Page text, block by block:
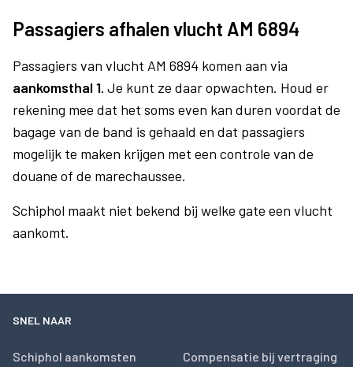
Passagiers afhalen vlucht AM 6894
Passagiers van vlucht AM 6894 komen aan via
aankomsthal 1. Je kunt ze daar opwachten. Houd er
rekening mee dat het soms even kan duren voordat de
bagage van de band is gehaald en dat passagiers
mogelijk te maken krijgen met een controle van de
douane of de marechaussee.
Schiphol maakt niet bekend bij welke gate een vlucht
aankomt.
SNEL NAAR
Schiphol aankomsten
Compensatie bij vertraging